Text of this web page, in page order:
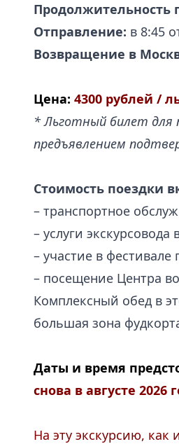
Продолжительность
Отправление: в 8:45
Возвращение в
Цена: 4300 рублей /
* Льготный билет для
предъявлением
Стоимость поездки
– транспортное
– услуги
– участие в
– посещение Центра
Комплексный обед в
большая зона
Даты и время
снова в августе 2026
На эту экскурсию, как